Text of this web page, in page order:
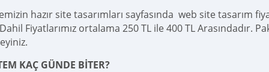
hazır site tasarımları sayfasında web site tasarım
Fiyatlarımız ortalama 250 TL ile 400 TL Arasındadır.
KAÇ GÜNDE BİTER?